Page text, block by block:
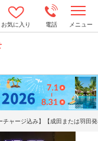
お気に入り 電話 メニュー
o
n
a
v
i
g
a
t
チャージ込み】【成田または羽